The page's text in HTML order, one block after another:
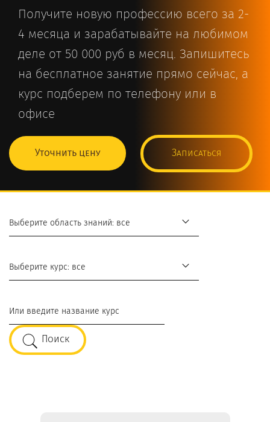
Получите новую профессию всего за 2-
4 месяца и зарабатывайте на любимом
деле от 50 000 руб в месяц. Запишитесь
на бесплатное занятие прямо сейчас, а
курс подберем по телефону или в
офисе
Уточнить цену Записаться
Выберите область знаний: все
Выберите курс: все
Поиск